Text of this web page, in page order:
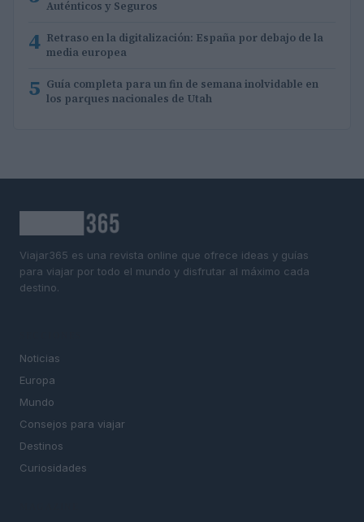
Auténticos y Seguros
4 Retraso en la digitalización: España por debajo de la
media europea
5 Guía completa para un fin de semana inolvidable en
los parques nacionales de Utah
Viajar365 es una revista online que ofrece ideas y guías
para viajar por todo el mundo y disfrutar al máximo cada
destino.
Noticias
Europa
Mundo
Consejos para viajar
Destinos
Curiosidades